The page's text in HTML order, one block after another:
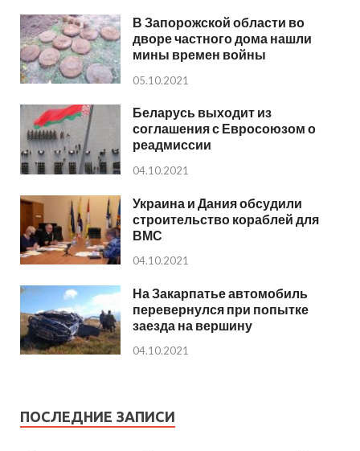
В Запорожской области во
дворе частного дома нашли
мины времен войны
05.10.2021
Беларусь выходит из
соглашения с Евросоюзом о
реадмиссии
04.10.2021
Украина и Дания обсудили
строительство кораблей для
ВМС
04.10.2021
На Закарпатье автомобиль
перевернулся при попытке
заезда на вершину
04.10.2021
ПОСЛЕДНИЕ ЗАПИСИ